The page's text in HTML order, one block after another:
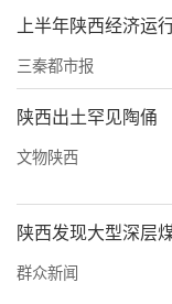
在的白河县。
江水运的交通
时地处秦楚边
称“南走巫夔
奥，白河尤属
样特殊的地理
替上演着灾难和
这样的地理位
上半年陕西经济运
三秦都市报
陕西出土罕见陶俑
文物陕西
陕西发现大型深层
群众新闻